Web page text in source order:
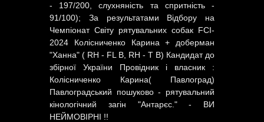
- 197/200, слухняність та спритність -
91/100); За результатами Відбору на
Чемпіонат Світу рятувальних собак FCI-
2024 Колісниченко Карина + доберман
"Ханна" ( RH - FL B, RH - T B) Кандидат до
збірної України Провідник і власник :
Колісниченко Карина( Павлоград)
Павлоградський пошуково - рятувальний
кінологічний загін "Антарєс." - ВИ
НЕЙМОВІРНІ !!